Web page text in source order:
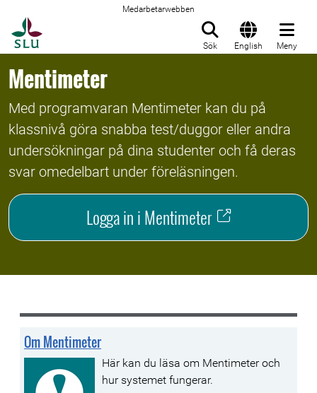
Medarbetarwebben
Sök English Meny
Mentimeter
Med programvaran Mentimeter kan du på
klassnivå göra snabba test/duggor eller andra
undersökningar på dina studenter och få deras
svar omedelbart under föreläsningen.
Logga in i Mentimeter
Om Mentimeter
Här kan du läsa om Mentimeter och
hur systemet fungerar.